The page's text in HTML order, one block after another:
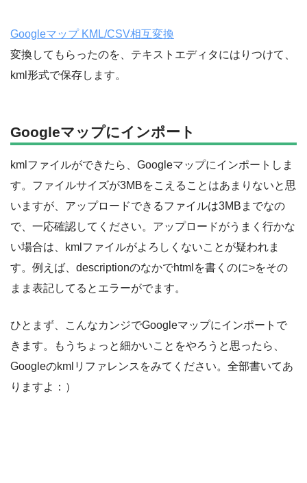
Googleマップ KML/CSV相互変換
変換してもらったのを、テキストエディタにはりつけて、
kml形式で保存します。
Googleマップにインポート
kmlファイルができたら、Googleマップにインポートしま
す。ファイルサイズが3MBをこえることはあまりないと思
いますが、アップロードできるファイルは3MBまでなの
で、一応確認してください。アップロードがうまく行かな
い場合は、kmlファイルがよろしくないことが疑われま
す。例えば、descriptionのなかでhtmlを書くのに>をその
まま表記してるとエラーがでます。
ひとまず、こんなカンジでGoogleマップにインポートで
きます。もうちょっと細かいことをやろうと思ったら、
Googleのkmlリファレンスをみてください。全部書いてあ
りますよ：）